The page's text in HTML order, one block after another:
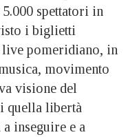
spettatori in
i biglietti
pomeridiano, in
movimento
visione del
quella libertà
inseguire e a